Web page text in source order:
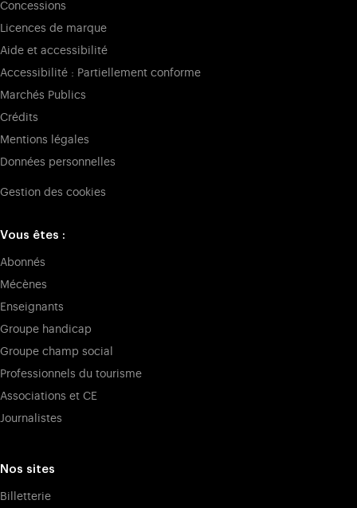
Concessions
Licences de marque
Aide et accessibilité
Accessibilité : Partiellement conforme
Marchés Publics
Crédits
Mentions légales
Données personnelles
Gestion des cookies
Vous êtes :
Abonnés
Mécènes
Enseignants
Groupe handicap
Groupe champ social
Professionnels du tourisme
Associations et CE
Journalistes
Nos sites
Billetterie